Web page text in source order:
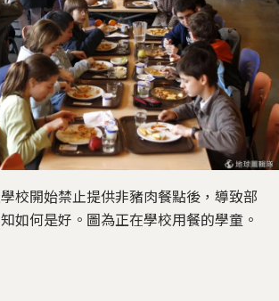
校開始禁止提供非豬肉餐點後，導致部
如何是好。圖為正在學校用餐的學童。